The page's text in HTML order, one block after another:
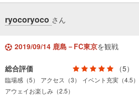
ryocoryoco さん
2019/09/14 鹿島－FC東京を観戦
総合評価 （5）
臨場感（5） アクセス（3） イベント充実（4.5）
アウェイお楽しみ（2.5）